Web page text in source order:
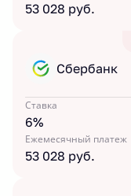
53 028 руб.
Сбербанк
Ставка
6%
Ежемесячный платеж
53 028 руб.